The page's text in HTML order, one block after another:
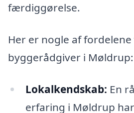
færdiggørelse.
Her er nogle af
byggerådgiver i Møldrup:
Lokalkendskab: En
erfaring i Møldrup